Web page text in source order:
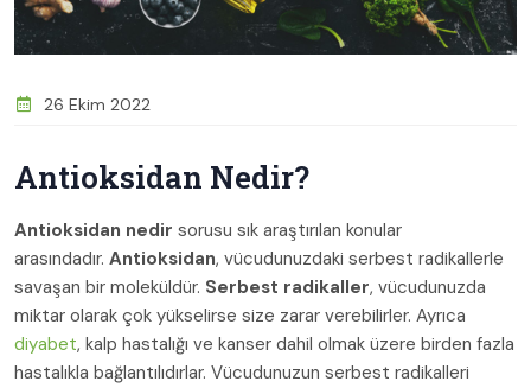
26 Ekim 2022
Antioksidan Nedir?
Antioksidan nedir sorusu sık araştırılan konular
arasındadır. Antioksidan, vücudunuzdaki serbest radikallerle
savaşan bir moleküldür. Serbest radikaller, vücudunuzda
miktar olarak çok yükselirse size zarar verebilirler. Ayrıca
diyabet, kalp hastalığı ve kanser dahil olmak üzere birden fazla
hastalıkla bağlantılıdırlar. Vücudunuzun serbest radikalleri